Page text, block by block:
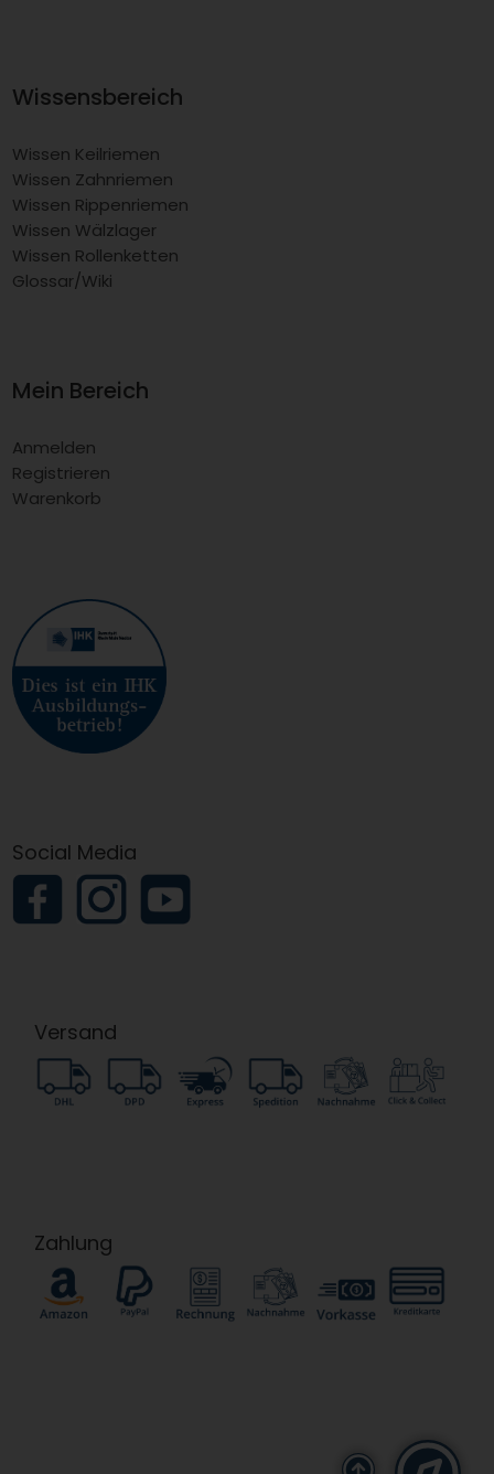
Wissensbereich
Wissen Keilriemen
Wissen Zahnriemen
Wissen Rippenriemen
Wissen Wälzlager
Wissen Rollenketten
Glossar/Wiki
Mein Bereich
Anmelden
Registrieren
Warenkorb
Social Media
Versand
Zahlung